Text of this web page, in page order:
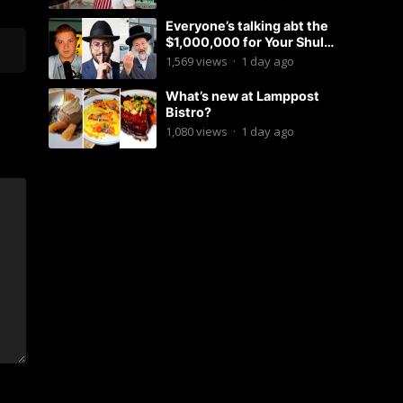
Everyone’s talking abt the
$1,000,000 for Your Shul
Tosfos Yom Tov “No Talking by
1,569views · 1 day ago
What’s new at Lamppost
Bistro?
1,080views · 1 day ago